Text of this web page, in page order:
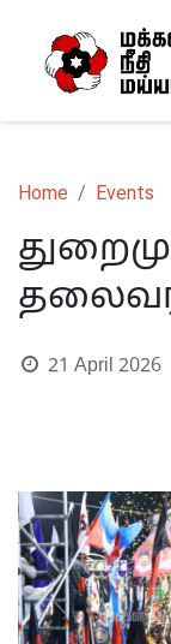
Home Events
21 April 2026